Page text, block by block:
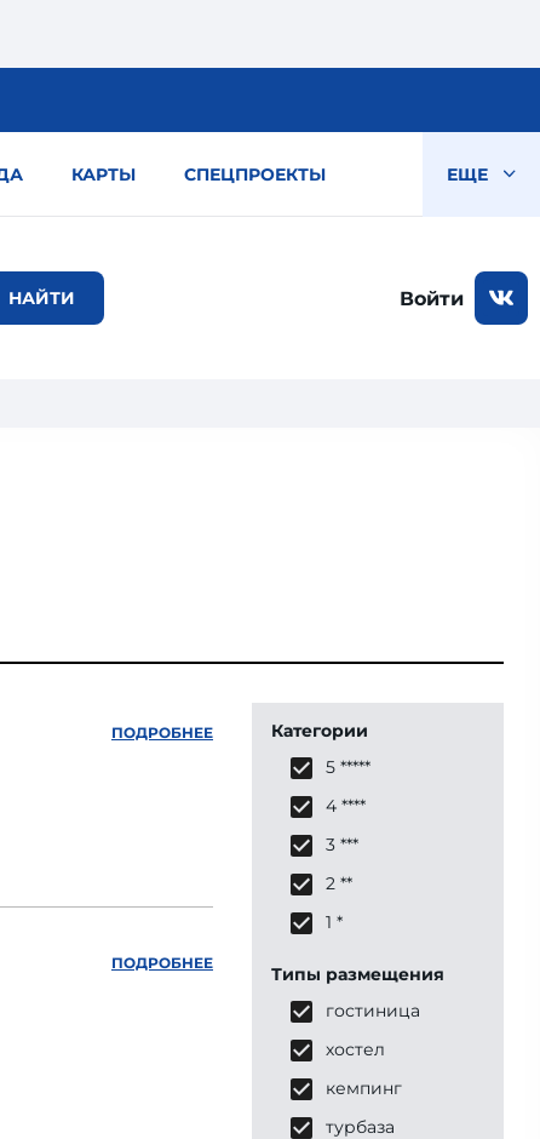
КАРТЫ СПЕЦПРОЕКТЫ ЕЩЕ
Войти
ПОДРОБНЕЕ
ПОДРОБНЕЕ
Категории
5 *****
4 ****
3 ***
2 **
1 *
Типы размещения
гостиница
хостел
кемпинг
турбаза